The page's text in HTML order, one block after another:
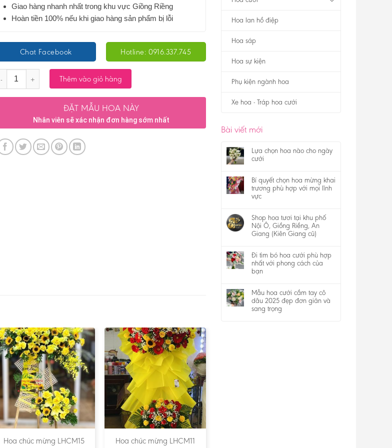
Hoa lan hồ điệp
Hoa sáp
Hoa sự kiện
Phụ kiện ngành hoa
Xe hoa - Tráp hoa cưới
Bài viết mới
Lựa chọn hoa nào cho ngày
cưới
Bí quyết chọn hoa mừng khai
trương phù hợp với mọi lĩnh
vực
Shop hoa tươi tại khu phố
Nội Ô, Giồng Riềng, An
Giang (Kiên Giang cũ)
Đi tìm bó hoa cưới phù hợp
nhất với phong cách của
bạn
Mẫu hoa cưới cầm tay cô
dâu 2025 đẹp đơn giản và
sang trọng
Giao hàng nhanh nhất trong khu vực Giồng Riềng
Hoàn tiền 100% nếu khi giao hàng sản phẩm bị lỗi
Chat Facebook Hotline: 0916.337.745
Số lượng Thêm vào giỏ hàng
ĐẶT MẪU HOA NÀY
Nhân viên sẽ xác nhận đơn hàng sớm nhất
Hoa chúc mừng LHCM15 Hoa chúc mừng LHCM11